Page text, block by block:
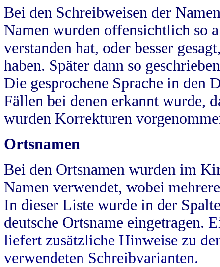
Bei den Schreibweisen der
Namen wurden offensichtlich so
verstanden hat, oder besser
haben. Später dann so
Die gesprochene Sprache in
Fällen bei denen erkannt wurde,
wurden Korrekturen
Ortsnamen
Bei den Ortsnamen wurden im
Namen verwendet, wobei
In dieser Liste wurde in der
deutsche Ortsname eingetragen.
liefert zusätzliche Hinweise zu
verwendeten Schreibvarianten.